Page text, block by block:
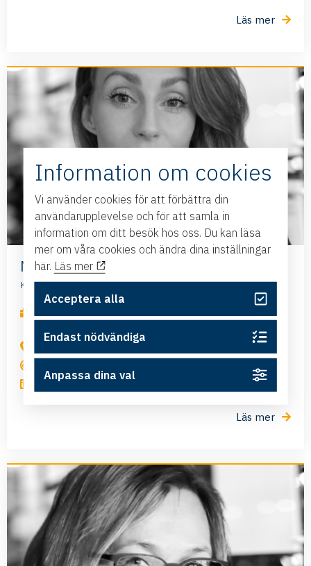
Läs mer
Mikaela Hedberg
Koncern- och verksamhetschef, VAL-BO Holding AB
LinkedIn
Läs mer
Information om cookies
Vi använder cookies för att förbättra din
användarupplevelse och för att samla in
information om ditt besök hos oss. Du kan läsa
mer om våra cookies och ändra dina inställningar
här. Läs mer
Acceptera alla
Endast nödvändiga
Anpassa dina val